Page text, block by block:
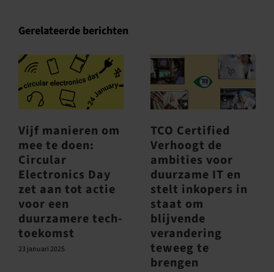
Gerelateerde berichten
Vijf manieren om
mee te doen:
Circular
Electronics Day
zet aan tot actie
voor een
duurzamere tech-
toekomst
23 januari 2025
TCO Certified
Verhoogt de
ambities voor
duurzame IT en
stelt inkopers in
staat om
blijvende
verandering
teweeg te
brengen